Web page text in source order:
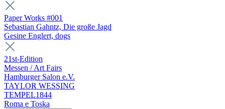
Paper Works #001
Sebastian Gahntz, Die große Jagd
Gesine Englert, dogs
21st-Edition
Messen / Art Fairs
Hamburger Salon e.V.
TAYLOR WESSING
TEMPEL1844
Roma e Toska